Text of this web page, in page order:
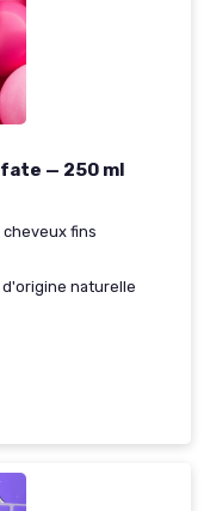
— 250 ml
fins
naturelle